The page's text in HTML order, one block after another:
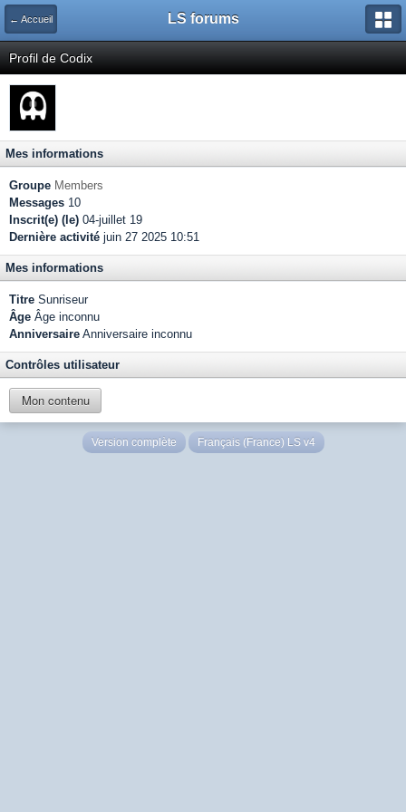
← Accueil LS forums
Profil de Codix
Mes informations
Groupe Members
Messages 10
Inscrit(e) (le) 04-juillet 19
Dernière activité juin 27 2025 10:51
Mes informations
Titre Sunriseur
Âge Âge inconnu
Anniversaire Anniversaire inconnu
Contrôles utilisateur
Mon contenu
Version complète Français (France) LS v4